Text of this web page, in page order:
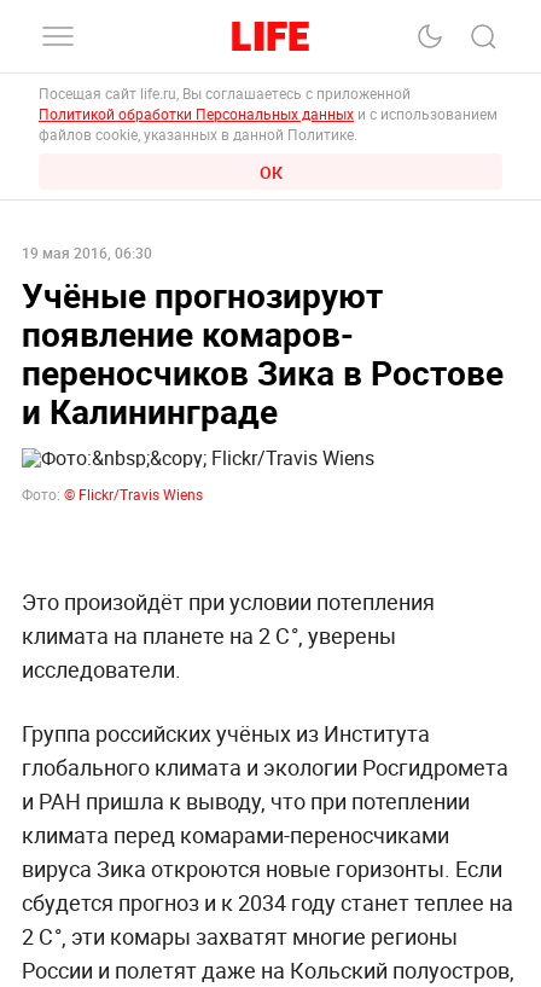
Посещая сайт life.ru, Вы соглашаетесь с приложенной
Политикой обработки Персональных данных и с использованием
файлов cookie, указанных в данной Политике.
ОК
19 мая 2016, 06:30
Учёные прогнозируют
появление комаров-
переносчиков Зика в Ростове
и Калининграде
Фото: © Flickr/Travis Wiens
Это произойдёт при условии потепления
климата на планете на 2 С°, уверены
исследователи.
Группа российских учёных из Института
глобального климата и экологии Росгидромета
и РАН пришла к выводу, что при потеплении
климата перед комарами-переносчиками
вируса Зика откроются новые горизонты. Если
сбудется прогноз и к 2034 году станет теплее на
2 С°, эти комары захватят многие регионы
России и полетят даже на Кольский полуостров,